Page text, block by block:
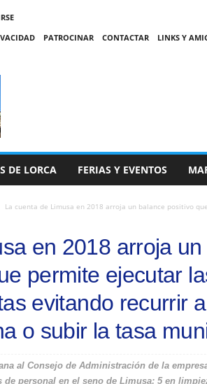
PATROCINAR CONTACTAR LINKS Y
DE LORCA FERIAS Y EVENTOS
La cuenta de Limusa en 2018 arroja un balance positivo
en 2018 arroja un
permite ejecutar
evitando recurrir a
o subir la tasa
al Consejo de Administración de la
de personal en el seno de Limusa: 5 en